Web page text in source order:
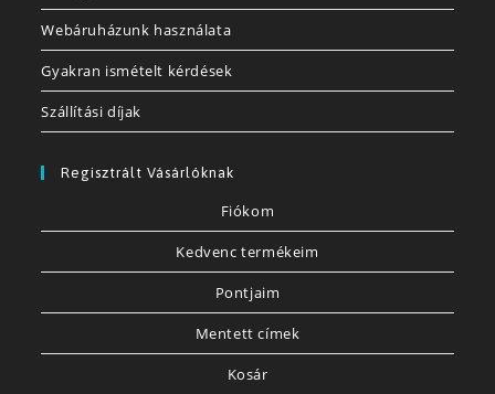
Webáruházunk használata
Gyakran ismételt kérdések
Szállítási díjak
Regisztrált Vásárlóknak
Fiókom
Kedvenc termékeim
Pontjaim
Mentett címek
Kosár